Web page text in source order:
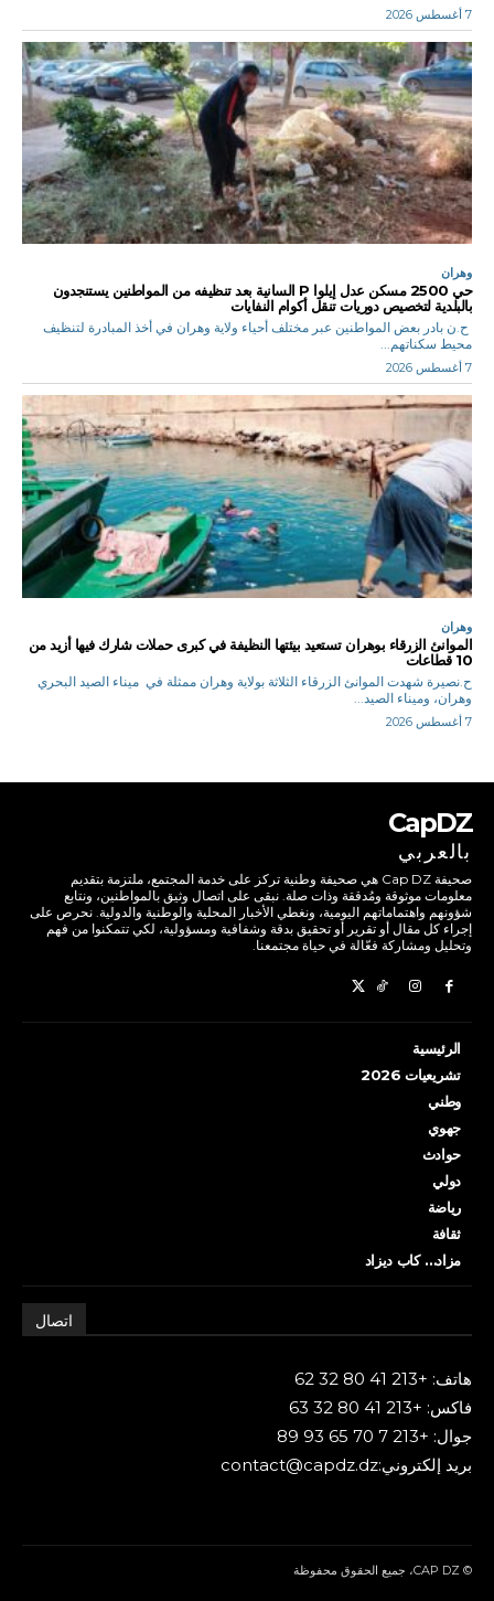
7 أغسطس 2026
وهران
حي 2500 مسكن عدل إيلوا P السانية بعد تنظيفه من المواطنين يستنجدون
بالبلدية لتخصيص دوريات تنقل أكوام النفايات
ح.ن بادر بعض المواطنين عبر مختلف أحياء ولاية وهران في أخذ المبادرة لتنظيف
محيط سكناتهم...
7 أغسطس 2026
وهران
الموانئ الزرقاء بوهران تستعيد بيئتها النظيفة في كبرى حملات شارك فيها أزيد من
10 قطاعات
ح.نصيرة شهدت الموانئ الزرقاء الثلاثة بولاية وهران ممثلة في ميناء الصيد البحري
وهران، وميناء الصيد...
7 أغسطس 2026
CapDZ
بالعربي
صحيفة Cap DZ هي صحيفة وطنية تركز على خدمة المجتمع، ملتزمة بتقديم
معلومات موثوقة ومُدققة وذات صلة. نبقى على اتصال وثيق بالمواطنين، ونتابع
شؤونهم واهتماماتهم اليومية، ونغطي الأخبار المحلية والوطنية والدولية. نحرص على
إجراء كل مقال أو تقرير أو تحقيق بدقة وشفافية ومسؤولية، لكي تتمكنوا من فهم
وتحليل ومشاركة فعّالة في حياة مجتمعنا.
الرئيسية
تشريعيات 2026
وطني
جهوي
حوادث
دولي
رياضة
ثقافة
مزاد… كاب ديزاد
اتصال
هاتف: +213 41 80 32 62
فاكس: +213 41 80 32 63
جوال: +213 7 70 65 93 89
بريد إلكتروني:contact@capdz.dz
© CAP DZ، جميع الحقوق محفوظة